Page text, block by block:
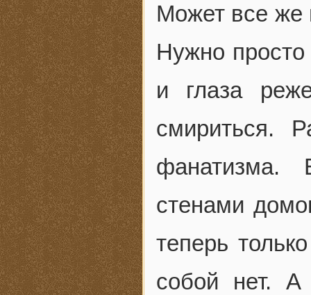
Может все же
Нужно
и глаза
смириться.
фанатизма.
стенами
теперь
собой нет.